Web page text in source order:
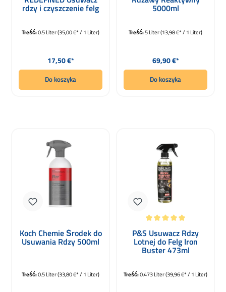
rdzy i czyszczenie felg
500ml
Treść:0.5 Liter(35,00 €* / 1 Liter)
Cena regularna:
17,50 €*
Do koszyka
5000ml
Treść:5 Liter(13,98 €* / 1 Liter)
Cena regularna:
69,90 €*
Do koszyka
Koch Chemie Środek do
Usuwania Rdzy 500ml
Treść:0.5 Liter(33,80 €* / 1 Liter)
Średnia ocena 5 z 5 gwiazdek
P&S Usuwacz Rdzy
Lotnej do Felg Iron
Buster 473ml
Treść:0.473 Liter(39,96 €* / 1 Liter)